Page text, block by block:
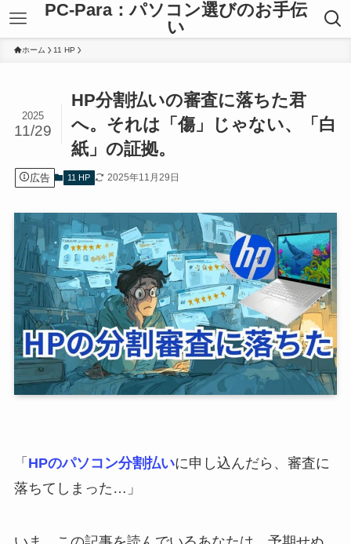
PC-Para：パソコン選びのお手伝
い
ホーム 11 HP
HP分割払いの審査に落ちた君
へ。それは「傷」じゃない、「白
紙」の証拠。
2025
11/29
広告 11 HP 2025年11月29日
「 HPのパソコン分割払いに申し込んだら、審査に
落ちてしまった…」